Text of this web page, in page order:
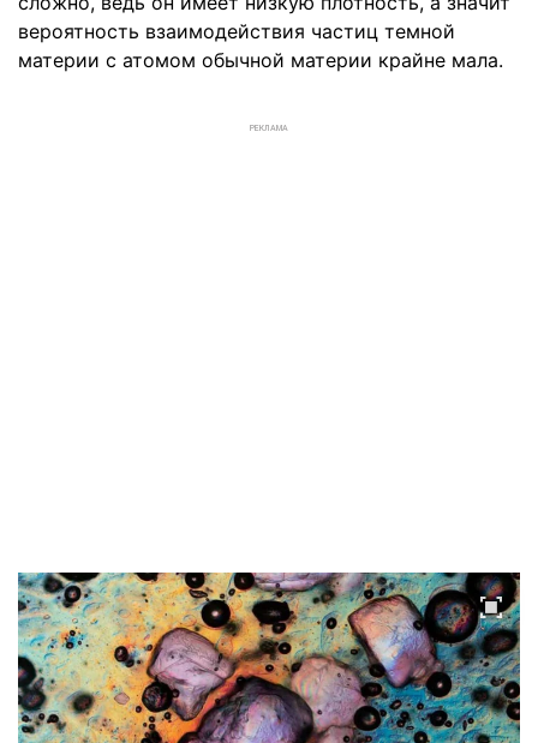
вероятность взаимодействия частиц темной
материи с атомом обычной материи крайне мала.
РЕКЛАМА